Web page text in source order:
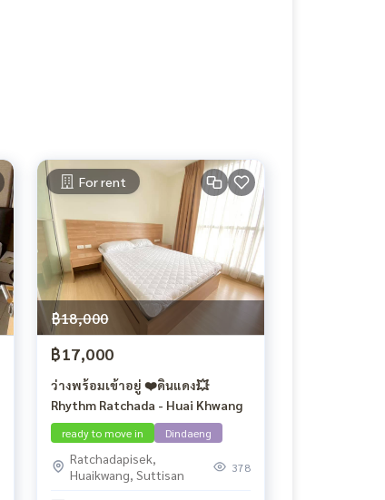
For rent
฿18,000
฿17,000
ว่างพร้อมเข้าอยู่ ❤️ดินแดง💥
Rhythm Ratchada - Huai Khwang
ready to move in Dindaeng
Ratchadapisek,
Huaikwang, Suttisan
378